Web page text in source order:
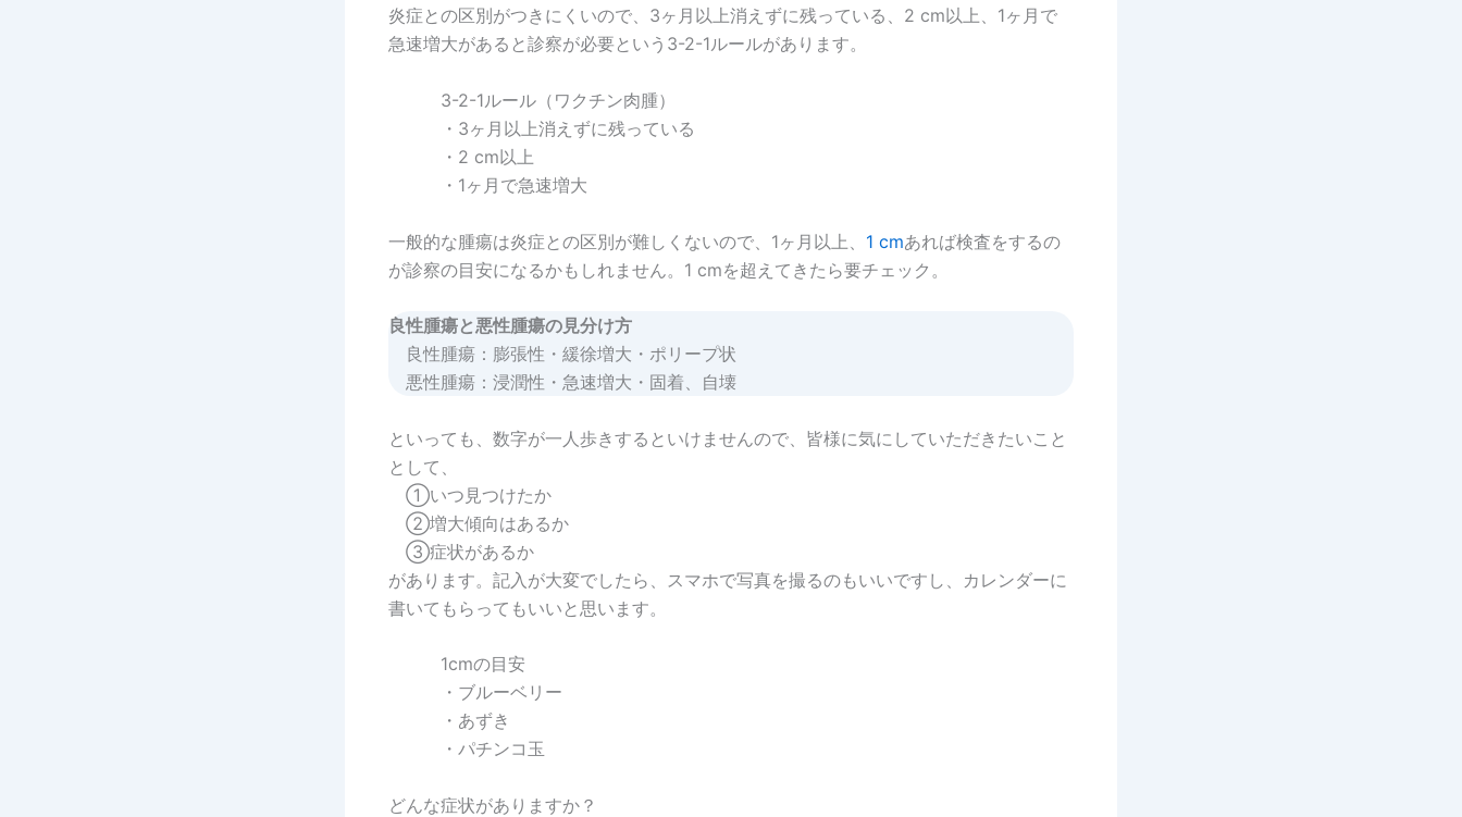
炎症との区別がつきにくいので、3ヶ月以上消えずに残っている、2 cm以上、1ヶ月で
急速増大があると診察が必要という3-2-1ルールがあります。
3-2-1ルール（ワクチン肉腫）
・3ヶ月以上消えずに残っている
・2 cm以上
・1ヶ月で急速増大
一般的な腫瘍は炎症との区別が難しくないので、1ヶ月以上、 1 cmあれば検査をするの
が診察の目安になるかもしれません。1 cmを超えてきたら要チェック。
良性腫瘍と悪性腫瘍の見分け方
良性腫瘍：膨張性・緩徐増大・ポリープ状
悪性腫瘍：浸潤性・急速増大・固着、自壊
といっても、数字が一人歩きするといけませんので、皆様に気にしていただきたいこと
として、
①いつ見つけたか
②増大傾向はあるか
③症状があるか
があります。記入が大変でしたら、スマホで写真を撮るのもいいですし、カレンダーに
書いてもらってもいいと思います。
1cmの目安
・ブルーベリー
・あずき
・パチンコ玉
どんな症状がありますか？